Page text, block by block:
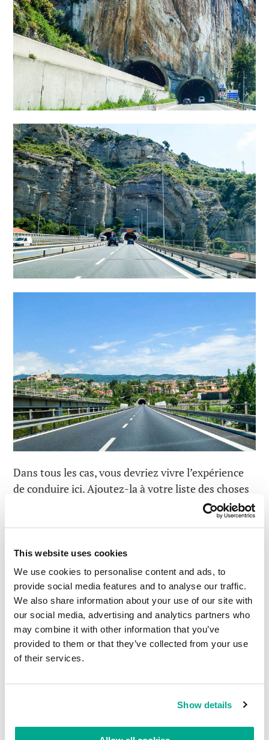
This website uses cookies
We use cookies to personalise content and ads, to
provide social media features and to analyse our traffic.
We also share information about your use of our site with
our social media, advertising and analytics partners who
may combine it with other information that you’ve
provided to them or that they’ve collected from your use
of their services.
Show details
Dans tous les cas, vous devriez vivre l’expérience
de conduire ici. Ajoutez-la à votre liste des choses